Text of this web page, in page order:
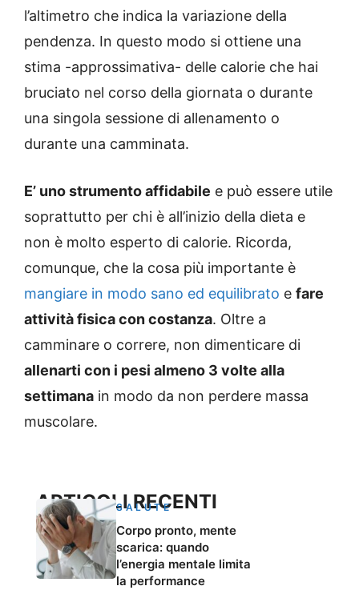
l’altimetro che indica la variazione della
pendenza. In questo modo si ottiene una
stima -approssimativa- delle calorie che hai
bruciato nel corso della giornata o durante
una singola sessione di allenamento o
durante una camminata.
E’ uno strumento affidabile e può essere utile
soprattutto per chi è all’inizio della dieta e
non è molto esperto di calorie. Ricorda,
comunque, che la cosa più importante è
mangiare in modo sano ed equilibrato e fare
attività fisica con costanza. Oltre a
camminare o correre, non dimenticare di
allenarti con i pesi almeno 3 volte alla
settimana in modo da non perdere massa
muscolare.
ARTICOLI RECENTI
SALUTE
Corpo pronto, mente
scarica: quando
l’energia mentale limita
la performance